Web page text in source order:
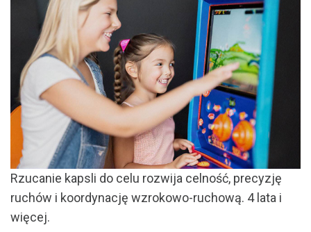
Rzucanie kapsli do celu rozwija celność, precyzję
ruchów i koordynację wzrokowo-ruchową. 4 lata i
więcej.